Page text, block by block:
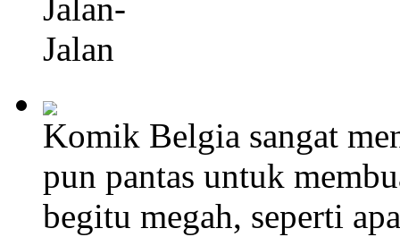
Komik Belgia sangat
pun pantas untuk
begitu megah, seperti